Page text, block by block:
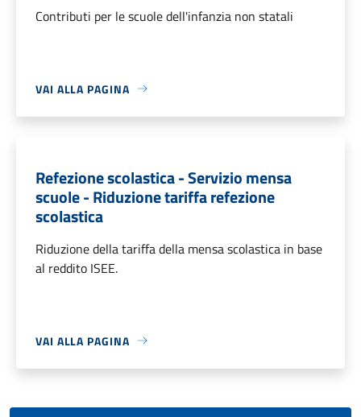
Contributi per le scuole dell'infanzia non statali
VAI ALLA PAGINA
Refezione scolastica - Servizio mensa
scuole - Riduzione tariffa refezione
scolastica
Riduzione della tariffa della mensa scolastica in base
al reddito ISEE.
VAI ALLA PAGINA